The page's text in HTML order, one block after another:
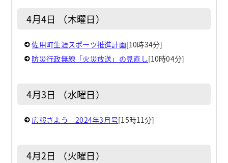
4月4日 （木曜日）
佐用町生涯スポーツ推進計画[10時34分]
防災行政無線「火災放送」の見直し[10時04分]
4月3日 （水曜日）
広報さよう 2024年3月号[15時11分]
4月2日 （火曜日）